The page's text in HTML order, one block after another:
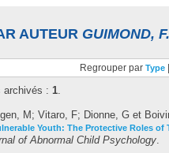
AUTEUR GUIMOND,
Regrouper par Type
archivés : 1.
M; Vitaro, F; Dionne, G et
Youth: The Protective Roles
of Abnormal Child Psychology.